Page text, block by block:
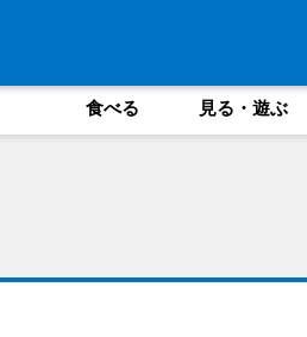
食べる 見る・遊ぶ